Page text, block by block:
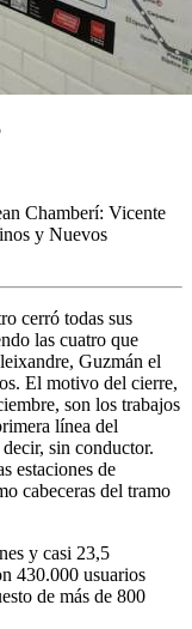
Chamberí: Vicente
y Nuevos
cerró todas sus
las cuatro que
Guzmán el
El motivo del cierre,
son los trabajos
línea del
sin conductor.
estaciones de
cabeceras del tramo
y casi 23,5
430.000 usuarios
de más de 800